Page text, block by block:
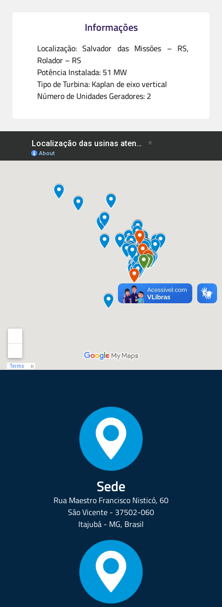
Informações
Localização: Salvador das Missões – RS,
Rolador – RS
Potência Instalada: 51 MW
Tipo de Turbina: Kaplan de eixo vertical
Número de Unidades Geradores: 2
Sede
Rua Maestro Francisco Nisticó, 60
São Vicente - 37502-060
Itajubá - MG, Brasil